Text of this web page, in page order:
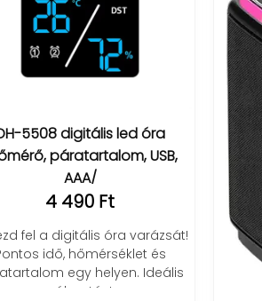
5508 digitális led óra
páratartalom, USB,
AAA/
4 490 Ft
fel a digitális óra varázsát!
idő, hőmérséklet és
egy helyen. Ideális
választás!